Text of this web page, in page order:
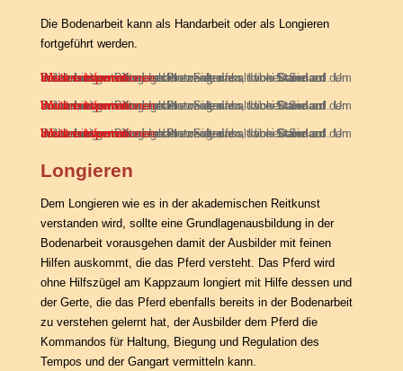
Die Bodenarbeit kann als Handarbeit oder als Longieren
fortgeführt werden.
Sie sehen gerade einen Platzhalterinhalt vonStandard
. Um auf den eigentlichen Inhalt zuzugreifen, klicken Sie auf den Button unten. Bitte beachten Sie, dass dabei Daten an Drittanbieter weitergegeben werden.
Inhalt entsperren
Weitere Informationen
Sie sehen gerade einen Platzhalterinhalt vonStandard
. Um auf den eigentlichen Inhalt zuzugreifen, klicken Sie auf den Button unten. Bitte beachten Sie, dass dabei Daten an Drittanbieter weitergegeben werden.
Inhalt entsperren
Weitere Informationen
Sie sehen gerade einen Platzhalterinhalt vonStandard
. Um auf den eigentlichen Inhalt zuzugreifen, klicken Sie auf den Button unten. Bitte beachten Sie, dass dabei Daten an Drittanbieter weitergegeben werden.
Inhalt entsperren
Weitere Informationen
Longieren
Dem Longieren wie es in der akademischen Reitkunst
verstanden wird, sollte eine Grundlagenausbildung in der
Bodenarbeit vorausgehen damit der Ausbilder mit feinen
Hilfen auskommt, die das Pferd versteht. Das Pferd wird
ohne Hilfszügel am Kappzaum longiert mit Hilfe dessen und
der Gerte, die das Pferd ebenfalls bereits in der Bodenarbeit
zu verstehen gelernt hat, der Ausbilder dem Pferd die
Kommandos für Haltung, Biegung und Regulation des
Tempos und der Gangart vermitteln kann.